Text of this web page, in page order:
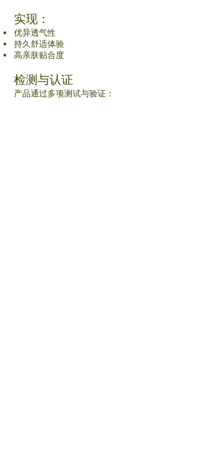
实现：
优异透气性
持久舒适体验
高亲肤贴合度
检测与认证
产品通过多项测试与验证：